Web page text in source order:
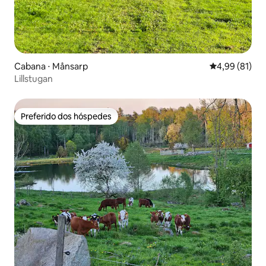
Cabana ⋅ Månsarp 4,99 de uma
4,99 (81)
Lillstugan
Preferido dos hóspedes
Preferido dos hóspedes